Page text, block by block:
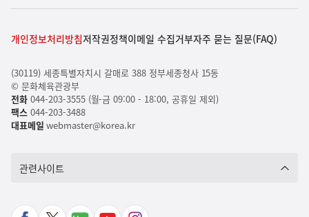
개인정보처리방침저작권정책이메일 수집거부자주 묻는 질문(FAQ)
(30119) 세종특별자치시 갈매로 388 정부세종청사 15동
© 문화체육관광부
전화044-203-3555 (월-금 09:00 - 18:00, 공휴일 제외)
팩스044-203-3488
대표메일 webmaster@korea.kr
관련사이트